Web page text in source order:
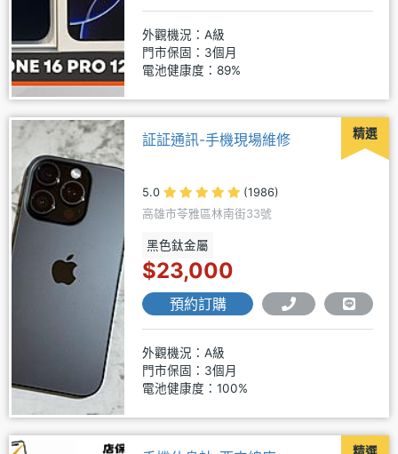
外觀機況：A級
門市保固：3個月
電池健康度：89%
精選
証証通訊-手機現場維修
5.0
(1986)
高雄市苓雅區林南街33號
黑色鈦金屬
$23,000
預約訂購
外觀機況：A級
門市保固：3個月
電池健康度：100%
精選